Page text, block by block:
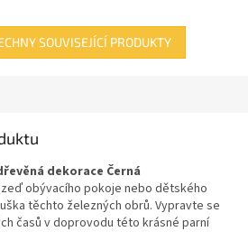
SOUVISEJÍCÍ PRODUKTY
dekorace Černá
obývacího pokoje nebo dětského
těchto železných obrů. Vypravte se
časů v doprovodu této krásné parní